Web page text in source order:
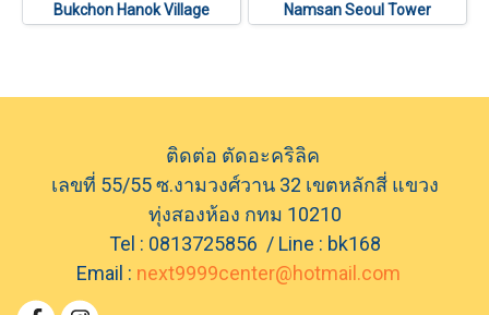
Bukchon Hanok Village Namsan Seoul Tower
ติดต่อ ตัดอะคริลิค
เลขที่ 55/55 ซ.งามวงศ์วาน 32 เขตหลักสี่ แขวง
ทุ่งสองห้อง กทม 10210
Tel : 0813725856 / Line : bk168
Email : next9999center@hotmail.com